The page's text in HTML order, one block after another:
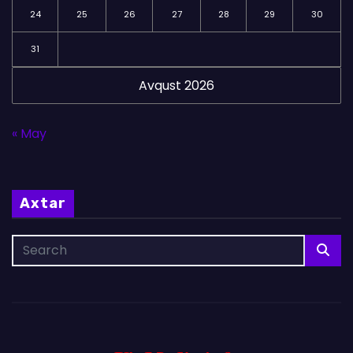
Avqust 2026
24 25 26 27 28 29 30
31
« May
Axtar